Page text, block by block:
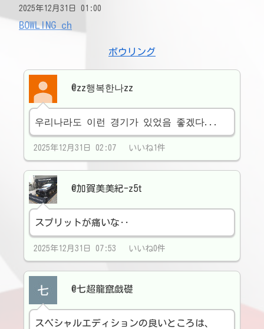
2025年12月31日 01:00
BOWLING ch
ボウリング
@zz행복한나zz
우리나라도 이런 경기가 있었음 좋겠다...
2025年12月31日 02:07 いいね1件
@加賀美美紀-z5t
スプリットが痛いな‥
2025年12月31日 07:53 いいね0件
@七超龍竄戯礎
スペシャルエディションの良いところは、